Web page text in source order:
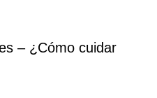
– ¿Cómo cuidar